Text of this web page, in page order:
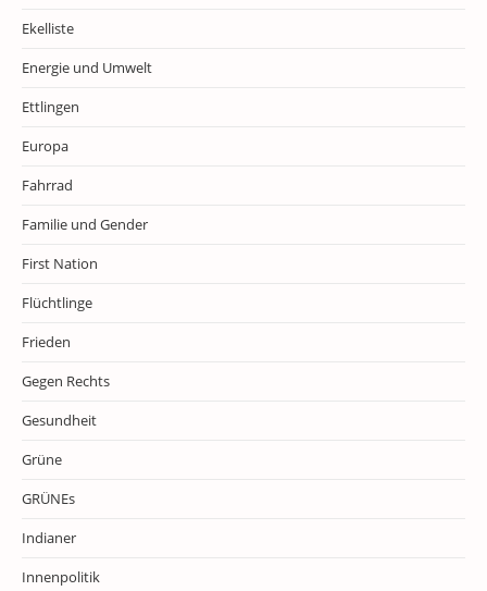
Ekelliste
Energie und Umwelt
Ettlingen
Europa
Fahrrad
Familie und Gender
First Nation
Flüchtlinge
Frieden
Gegen Rechts
Gesundheit
Grüne
GRÜNEs
Indianer
Innenpolitik